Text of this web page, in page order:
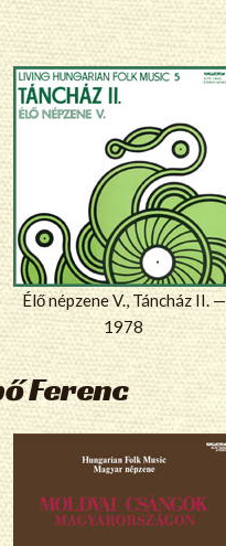
Élő népzene V., Táncház II. —
1978
Ferenc